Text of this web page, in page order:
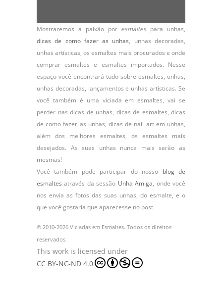
Mostraremos a paixão por esmaltes para unhas,
dicas de como fazer as unhas, unhas decoradas,
unhas artísticas, osesmaltes mais procurados e onde
comprar esmaltes e esmaltes importados. Nesse
espaço você encontrará tudo sobre esmaltes, unhas,
unhas decoradas, lançamentos e unhas artísticas. Se
você também é uma viciada em esmaltes, vai se
perder nas dicas de unhas, dicas de esmaltes, dicas
de como fazer as unhas, dicas de nail art em unhas,
além dos melhores esmaltes, os esmaltes mais
desejados. As suas unhas nunca mais serão as
mesmas!
Você também pode participar do nosso blog de
esmaltes através da sessão Unha Amiga, onde você
nos envia as fotos das suas unhas, do esmalte, e o
que você gostaria que aparecesse no post.
© 2010-2026 Viciadas em Esmaltes. Todos os direitos
reservados.
This work is licensed under
CC BY-NC-ND 4.0